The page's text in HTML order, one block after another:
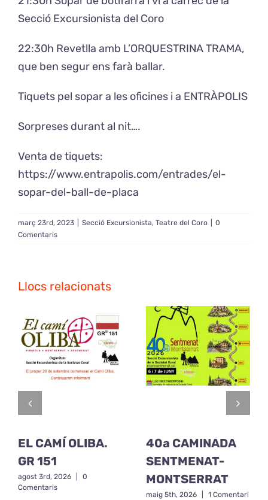
Teatre del Coro
Balla Vallès
Secció Excursionista del Coro
22:30h Revetlla amb L’ORQUESTRINA TRAMA,
que ben segur ens farà ballar.
Tiquets pel sopar a les oficines i a ENTRÀPOLIS
Sorpreses durant al nit….
Venta de tiquets:
https://www.entrapolis.com/entrades/el-
sopar-del-ball-de-placa
març 23rd, 2023 Secció Excursionista, Teatre del Coro
0
Comentaris
Llocs relacionats
EL CAMÍ OLIBA.
GR 151
agost 3rd, 2026
0
Comentaris
40a CAMINADA
SENTMENAT-
MONTSERRAT
maig 5th, 2026 1 Comentari